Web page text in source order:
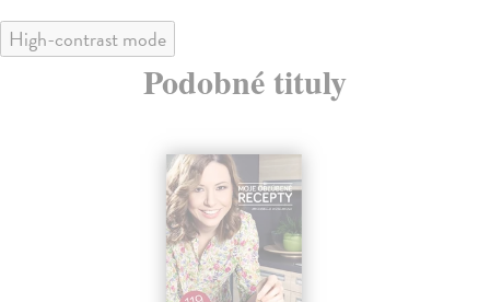
High-contrast mode
Podobné tituly